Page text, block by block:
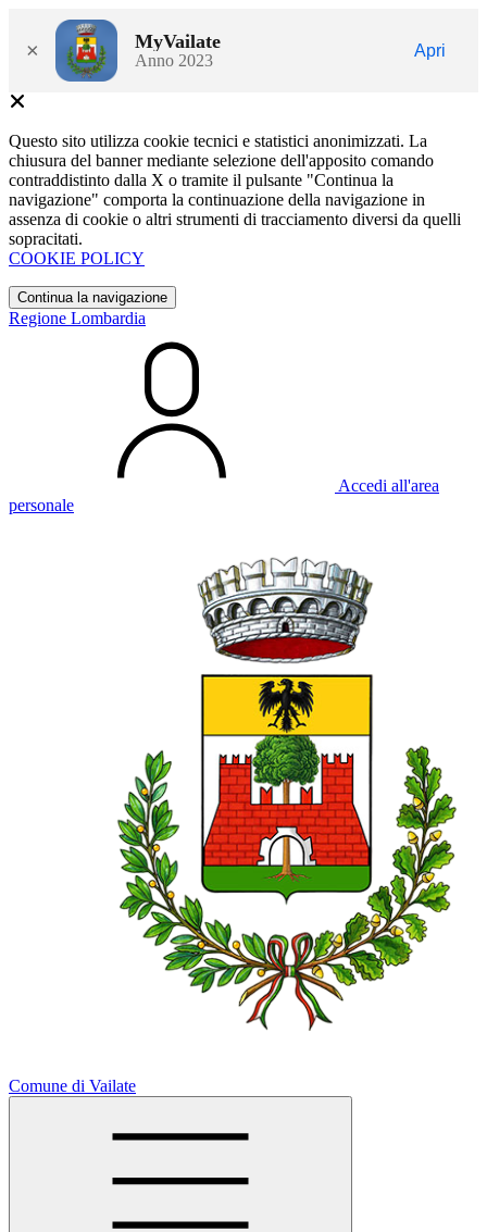
× MyVailate
Anno 2023
Apri
Questo sito utilizza cookie tecnici e statistici anonimizzati. La
chiusura del banner mediante selezione dell'apposito comando
contraddistinto dalla X o tramite il pulsante "Continua la
navigazione" comporta la continuazione della navigazione in
assenza di cookie o altri strumenti di tracciamento diversi da quelli
sopracitati.
COOKIE POLICY
Continua la navigazione
Regione Lombardia
Accedi all'area
personale
Comune di Vailate